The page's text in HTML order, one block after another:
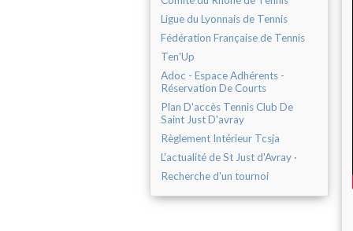
Ligue du Lyonnais de Tennis
Fédération Française de Tennis
Ten'Up
Adoc - Espace Adhérents -
Réservation De Courts
Plan D'accès Tennis Club De
Saint Just D'avray
Règlement Intérieur Tcsja
L'actualité de St Just d'Avray ·
Recherche d'un tournoi